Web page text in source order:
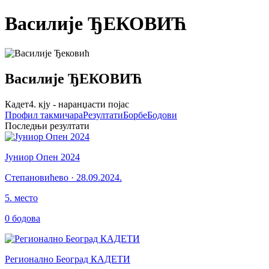
Василије ЂЕКОВИЋ
Василије ЂЕКОВИЋ
Кадет4. кју - наранџасти појас
Профил такмичараРезултатиБорбеБодови
Последњи резултати
Јуниор Опен 2024
Степановићево · 28.09.2024.
5. место
0 бодова
Регионално Београд КАДЕТИ